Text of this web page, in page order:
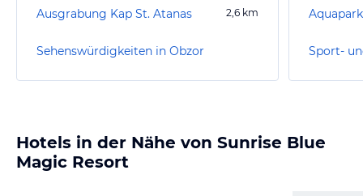
Ausgrabung Kap St. Atanas 2,6 km
Sehenswürdigkeiten in Obzor Sport-
Hotels in der Nähe von Sunrise Blue
Magic Resort